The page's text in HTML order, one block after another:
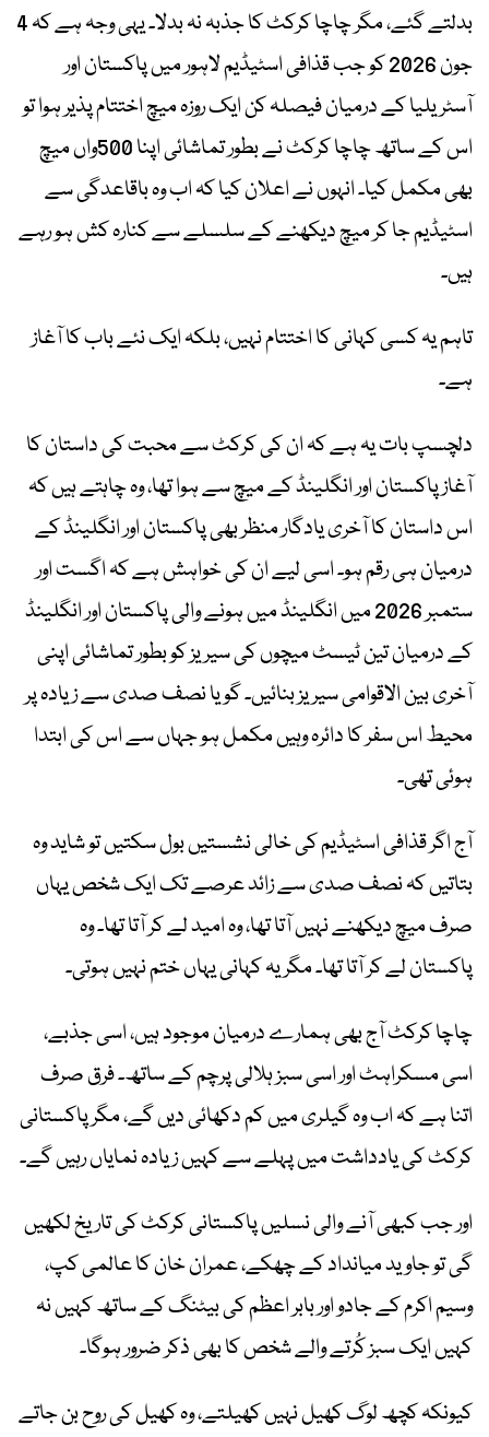
بدلتے گئے، مگر چاچا کرکٹ کا جذبہ نہ بدلا۔ یہی وجہ ہے کہ 4
جون 2026 کو جب قذافی اسٹیڈیم لاہور میں پاکستان اور
آسٹریلیا کے درمیان فیصلہ کن ایک روزہ میچ اختتام پذیر ہوا تو
اس کے ساتھ چاچا کرکٹ نے بطور تماشائی اپنا 500واں میچ
بھی مکمل کیا۔ انہوں نے اعلان کیا کہ اب وہ باقاعدگی سے
اسٹیڈیم جا کر میچ دیکھنے کے سلسلے سے کنارہ کش ہو رہے
ہیں۔
تاہم یہ کسی کہانی کا اختتام نہیں، بلکہ ایک نئے باب کا آغاز
ہے۔
دلچسپ بات یہ ہے کہ ان کی کرکٹ سے محبت کی داستان کا
آغاز پاکستان اور انگلینڈ کے میچ سے ہوا تھا، وہ چاہتے ہیں کہ
اس داستان کا آخری یادگار منظر بھی پاکستان اور انگلینڈ کے
درمیان ہی رقم ہو۔ اسی لیے ان کی خواہش ہے کہ اگست اور
ستمبر 2026 میں انگلینڈ میں ہونے والی پاکستان اور انگلینڈ
کے درمیان تین ٹیسٹ میچوں کی سیریز کو بطور تماشائی اپنی
آخری بین الاقوامی سیریز بنائیں۔ گویا نصف صدی سے زیادہ پر
محیط اس سفر کا دائرہ وہیں مکمل ہو جہاں سے اس کی ابتدا
ہوئی تھی۔
آج اگر قذافی اسٹیڈیم کی خالی نشستیں بول سکتیں تو شاید وہ
بتاتیں کہ نصف صدی سے زائد عرصے تک ایک شخص یہاں
صرف میچ دیکھنے نہیں آتا تھا، وہ امید لے کر آتا تھا۔ وہ
پاکستان لے کر آتا تھا۔ مگر یہ کہانی یہاں ختم نہیں ہوتی۔
چاچا کرکٹ آج بھی ہمارے درمیان موجود ہیں، اسی جذبے،
اسی مسکراہٹ اور اسی سبز ہلالی پرچم کے ساتھ۔ فرق صرف
اتنا ہے کہ اب وہ گیلری میں کم دکھائی دیں گے، مگر پاکستانی
کرکٹ کی یادداشت میں پہلے سے کہیں زیادہ نمایاں رہیں گے۔
اور جب کبھی آنے والی نسلیں پاکستانی کرکٹ کی تاریخ لکھیں
گی تو جاوید میانداد کے چھکے، عمران خان کا عالمی کپ،
وسیم اکرم کے جادو اور بابر اعظم کی بیٹنگ کے ساتھ کہیں نہ
کہیں ایک سبز کُرتے والے شخص کا بھی ذکر ضرور ہوگا۔
کیونکہ کچھ لوگ کھیل نہیں کھیلتے، وہ کھیل کی روح بن جاتے